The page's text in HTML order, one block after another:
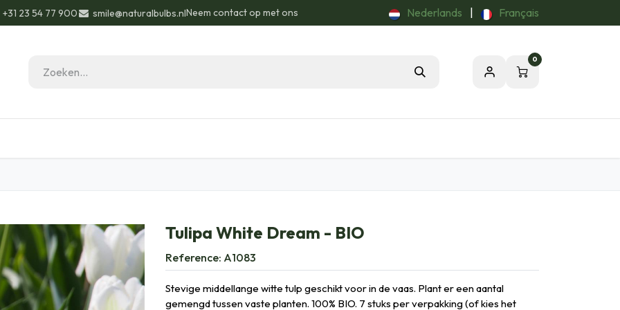
+31 23 54 77 900 smile@naturalbulbs.nlNeem contact op met ons Nederlands Français
0
Tulipa White Dream - BIO
Reference: A1083
Stevige middellange witte tulp geschikt voor in de vaas. Plant er een aantal
gemengd tussen vaste planten. 100% BIO. 7 stuks per verpakking (of kies het